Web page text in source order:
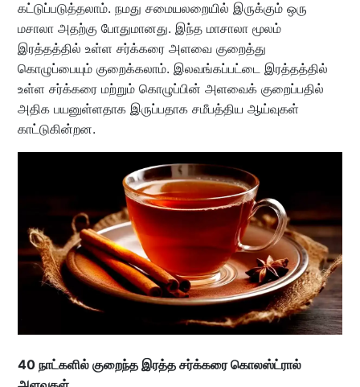
கட்டுப்படுத்தலாம். நமது சமையலறையில் இருக்கும் ஒரு
மசாலா அதற்கு போதுமானது. இந்த மாசாலா மூலம்
இரத்தத்தில் உள்ள சர்க்கரை அளவை குறைத்து
கொழுப்பையும் குறைக்கலாம். இலவங்கப்பட்டை இரத்தத்தில்
உள்ள சர்க்கரை மற்றும் கொழுப்பின் அளவைக் குறைப்பதில்
அதிக பயனுள்ளதாக இருப்பதாக சமீபத்திய ஆய்வுகள்
காட்டுகின்றன.
40 நாட்களில் குறைந்த இரத்த சர்க்கரை கொலஸ்ட்ரால்